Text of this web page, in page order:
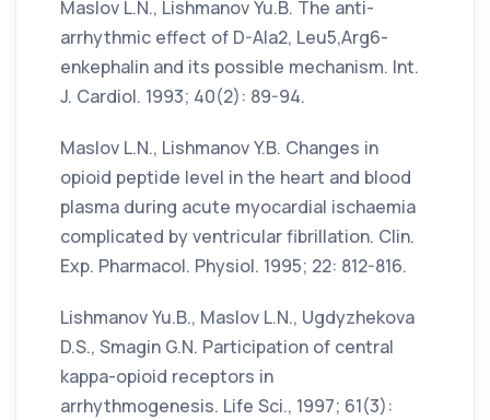
Maslov L.N., Lishmanov Yu.B. The anti-
arrhythmic effect of D-Ala2, Leu5,Arg6-
enkephalin and its possible mechanism. Int.
J. Cardiol. 1993; 40(2): 89-94.
Maslov L.N., Lishmanov Y.B. Changes in
opioid peptide level in the heart and blood
plasma during acute myocardial ischaemia
complicated by ventricular fibrillation. Clin.
Exp. Pharmacol. Physiol. 1995; 22: 812-816.
Lishmanov Yu.B., Maslov L.N., Ugdyzhekova
D.S., Smagin G.N. Participation of central
kappa-opioid receptors in
arrhythmogenesis. Life Sci., 1997; 61(3):